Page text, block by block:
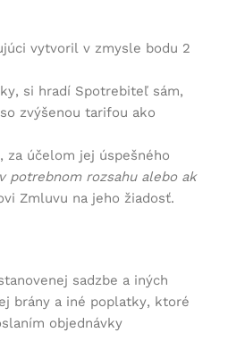
vytvoril v zmysle bodu 2
si hradí Spotrebiteľ sám,
zvýšenou tarifou ako
za účelom jej úspešného
potrebnom rozsahu alebo ak
Zmluvu na jeho žiadosť.
sadzbe a iných
brány a iné poplatky, ktoré
objednávky